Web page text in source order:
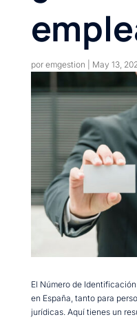
por emgestion May 13,
El Número de
en España, tanto para
jurídicas. Aquí tienes un